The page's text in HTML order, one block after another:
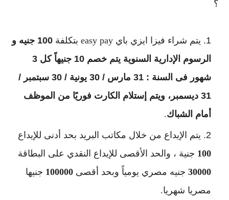
؟
يتم شراء فيزا ايزي باي easy pay بتكلفة
أمام الشباك.
يتم الإيداع من خلال مكاتب البريد بحد أدنى للإيداع
100 جنية ، والحد الأقصى للإيداع النقدي على البطاقة
30000 جنيه مصري يومياً وبحد أقصى 100000
مصريا شهريا.